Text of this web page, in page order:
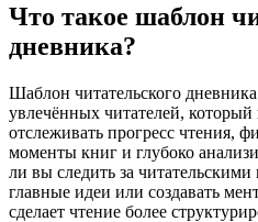
Что такое шаблон
дневника?
Шаблон читательского
увлечённых читателей,
отслеживать прогресс чтения,
моменты книг и глубоко
ли вы следить за
главные идеи или создавать
сделает чтение более